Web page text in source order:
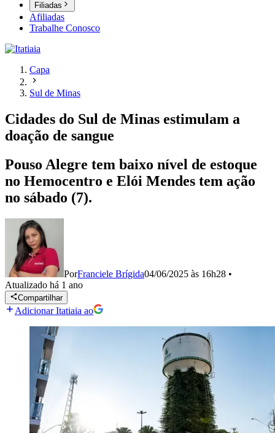
Filiadas
Afiliadas
Trabalhe Conosco
Capa
Sul de Minas
Cidades do Sul de Minas estimulam a
doação de sangue
Pouso Alegre tem baixo nível de estoque
no Hemocentro e Elói Mendes tem ação
no sábado (7).
PorFranciele Brígida04/06/2025 às 16h28 •
Atualizado há 1 ano
Compartilhar
Adicionar Itatiaia ao